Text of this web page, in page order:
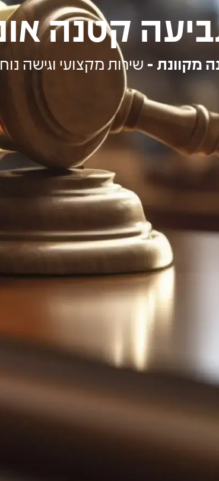
קטנה
מקוונת -שירות מקצועי וגישה